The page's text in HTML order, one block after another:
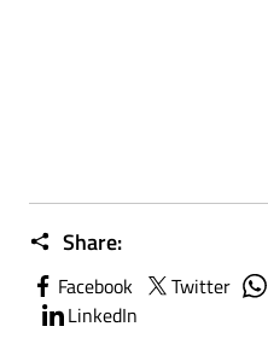
Share:
Facebook Twitter
LinkedIn